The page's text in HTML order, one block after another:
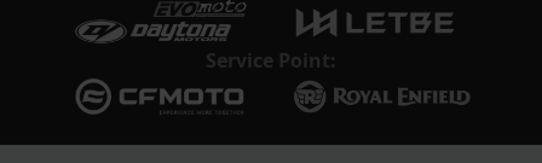
Service Point: